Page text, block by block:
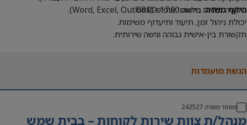
היקף משרה:מלאה 08:00-17:00
שליטה מלאה ביישומי אופיס (Word, Excel, Outlook).
יכולת ניהול זמן, תיעוד ותיעדוף משימות.
תקשורת בין-אישית גבוהה וגישה שירותית.
הגשת מועמדות
מספר משרה 242527
מנהל/ת צוות שירות לקוחות – בבית שמש